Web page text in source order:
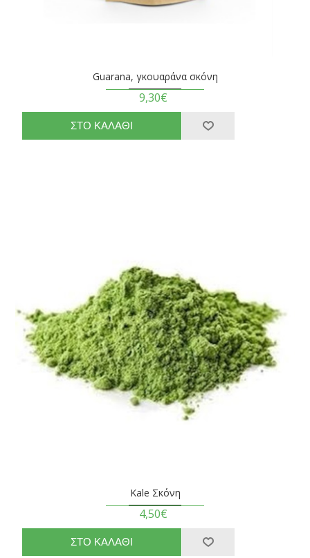
Guarana, γκουαράνα σκόνη
9,30€
Kale Σκόνη
4,50€